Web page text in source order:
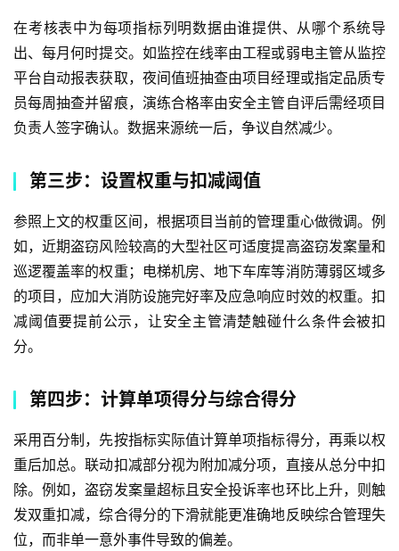
在考核表中为每项指标列明数据由谁提供、从哪个系统导
出、每月何时提交。如监控在线率由工程或弱电主管从监控
平台自动报表获取，夜间值班抽查由项目经理或指定品质专
员每周抽查并留痕，演练合格率由安全主管自评后需经项目
负责人签字确认。数据来源统一后，争议自然减少。
第三步：设置权重与扣减阈值
参照上文的权重区间，根据项目当前的管理重心做微调。例
如，近期盗窃风险较高的大型社区可适度提高盗窃发案量和
巡逻覆盖率的权重；电梯机房、地下车库等消防薄弱区域多
的项目，应加大消防设施完好率及应急响应时效的权重。扣
减阈值要提前公示，让安全主管清楚触碰什么条件会被扣
分。
第四步：计算单项得分与综合得分
采用百分制，先按指标实际值计算单项指标得分，再乘以权
重后加总。联动扣减部分视为附加减分项，直接从总分中扣
除。例如，盗窃发案量超标且安全投诉率也环比上升，则触
发双重扣减，综合得分的下滑就能更准确地反映综合管理失
位，而非单一意外事件导致的偏差。